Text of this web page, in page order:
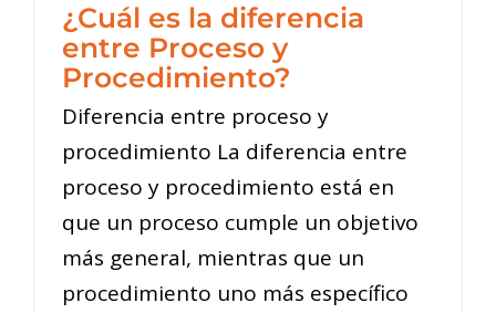
¿Cuál es la diferencia
entre Proceso y
Procedimiento?
Diferencia entre proceso y
procedimiento La diferencia entre
proceso y procedimiento está en
que un proceso cumple un objetivo
más general, mientras que un
procedimiento uno más específico